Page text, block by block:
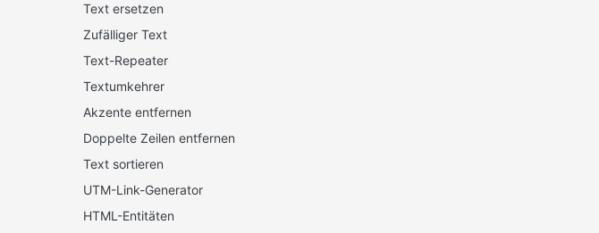
Text ersetzen
Zufälliger Text
Text-Repeater
Textumkehrer
Akzente entfernen
Doppelte Zeilen entfernen
Text sortieren
UTM-Link-Generator
HTML-Entitäten